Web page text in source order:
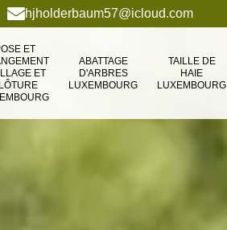
hjholderbaum57@icloud.com
ET
ET
ABATTAGE
D'ARBRES
LUXEMBOURG
TAILLE DE
HAIE
LUXEMBOURG